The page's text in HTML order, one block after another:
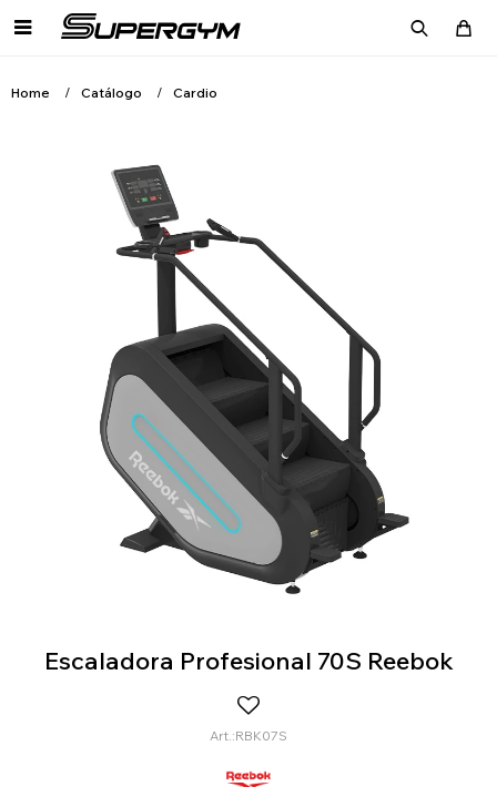

Home Catálogo Cardio
Escaladora Profesional 70S Reebok
RBK07S